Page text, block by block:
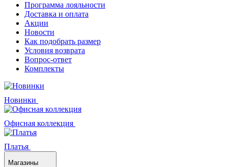
Программа лояльности
Доставка и оплата
Акции
Новости
Как подобрать размер
Условия возврата
Вопрос-ответ
Комплекты
Новинки
Офисная коллекция
Платья
Магазины